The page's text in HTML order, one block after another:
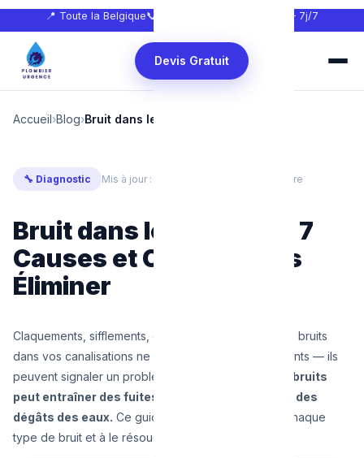
📍 Toute la Belgique📞 🕐 24h/24 — 7j/7
Devis Gratuit
Accueil›Blog›Bruit dans les tuyaux
🔧 Diagnostic Mis à jour : Février 2025 ⏱ 8 min de lecture
Bruit dans les Tuyaux : 7
Causes et Comment les
Éliminer
Claquements, sifflements, glouglous, vibrations… Les bruits
dans vos canalisations ne sont pas seulement agaçants — ils
peuvent signaler un problème sérieux.
Ignorer ces bruits
peut entraîner des fuites, des tuyaux éclatés ou des
dégâts des eaux. Ce guide vous aide à identifier chaque
type de bruit et à le résoudre.